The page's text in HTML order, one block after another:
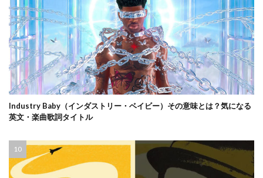
Industry Baby（インダストリー・ベイビー）その意味とは？気になる
英文・楽曲歌詞タイトル